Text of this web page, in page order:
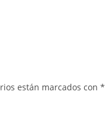
están marcados con *